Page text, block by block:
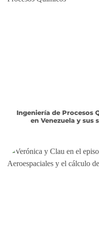
Ingeniería de Procesos
en Venezuela y sus